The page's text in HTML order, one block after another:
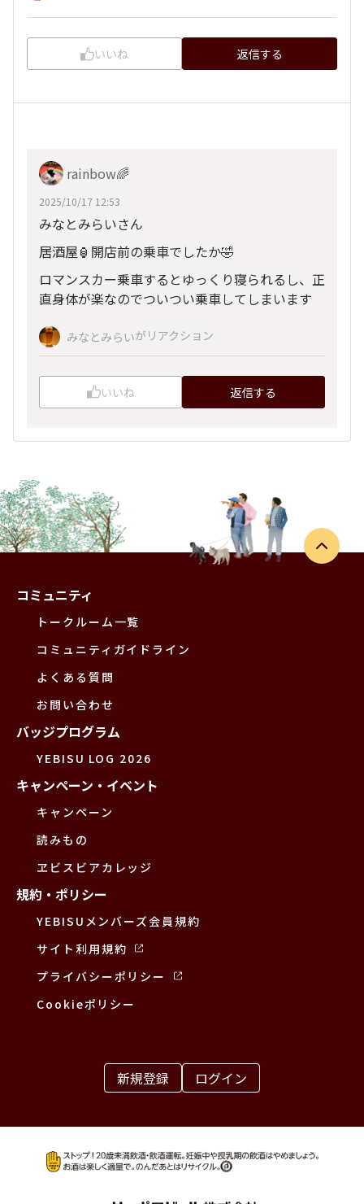
いいね 返信する
rainbow🌈
2025/10/17 12:53
みなとみらいさん
居酒屋🏮開店前の乗車でしたか🤣
ロマンスカー乗車するとゆっくり寝られるし、正
直身体が楽なのでついつい乗車してしまいます
みなとみらいがリアクション
いいね 返信する
コミュニティ
トークルーム一覧
コミュニティガイドライン
よくある質問
お問い合わせ
バッジプログラム
YEBISU LOG 2026
キャンペーン・イベント
キャンペーン
読みもの
ヱビスビアカレッジ
規約・ポリシー
YEBISUメンバーズ会員規約
サイト利用規約
プライバシーポリシー
Cookieポリシー
新規登録 ログイン